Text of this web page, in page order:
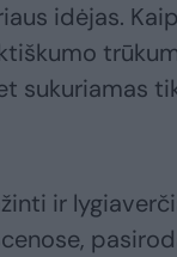
idėjas.
sukuriamas
ir